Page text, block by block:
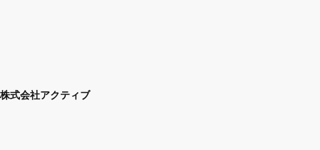
株式会社アクティブ